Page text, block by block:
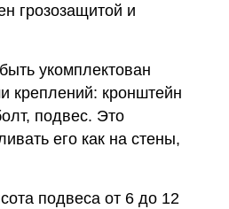
грозозащитой и
укомплектован
креплений: кронштейн
подвес. Это
его как на стены,
подвеса от 6 до 12